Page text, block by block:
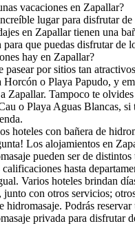
vacaciones en Zapallar?
lugar para disfrutar de
en Zapallar tienen una
que puedas disfrutar de
hay en Zapallar?
pasear por sitios tan
Horcón o Playa Papudo, y
Zapallar. Tampoco te
o Playa Aguas Blancas, si
hoteles con bañera de
Los alojamientos en
pueden ser de
hasta
Varios hoteles brindan
junto con otros servicios;
hidromasaje. Podrás
privada para disfrutar